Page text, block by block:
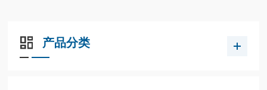
产品分类